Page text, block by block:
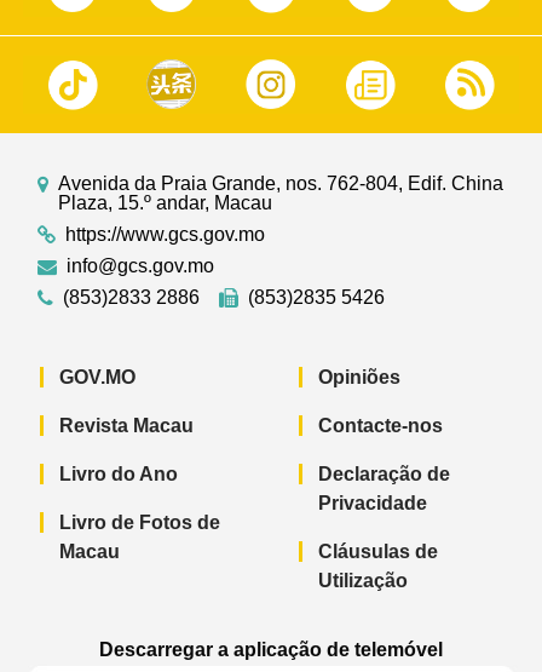
Avenida da Praia Grande, nos. 762-804, Edif. China
Plaza, 15.º andar, Macau
https://www.gcs.gov.mo
info@gcs.gov.mo
(853)2833 2886
(853)2835 5426
GOV.MO
Revista Macau
Livro do Ano
Livro de Fotos de
Macau
Opiniões
Contacte-nos
Declaração de
Privacidade
Cláusulas de
Utilização
Descarregar a aplicação de telemóvel